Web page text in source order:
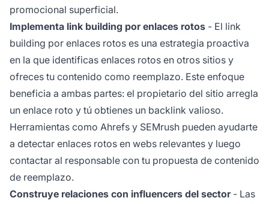
promocional superficial.
Implementa link building por enlaces rotos - El link
building por enlaces rotos es una estrategia proactiva
en la que identificas enlaces rotos en otros sitios y
ofreces tu contenido como reemplazo. Este enfoque
beneficia a ambas partes: el propietario del sitio arregla
un enlace roto y tú obtienes un backlink valioso.
Herramientas como Ahrefs y SEMrush pueden ayudarte
a detectar enlaces rotos en webs relevantes y luego
contactar al responsable con tu propuesta de contenido
de reemplazo.
Construye relaciones con influencers del sector- Las